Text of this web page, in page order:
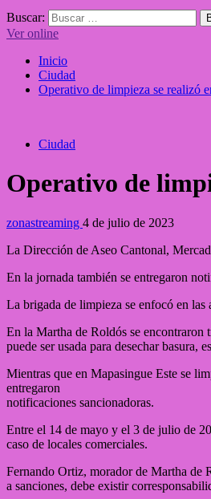
Buscar:
Ver online
Inicio
Ciudad
Operativo de limpieza se realizó
Ciudad
Operativo de
zonastreaming 4 de julio de 2023
La Dirección de Aseo Cantonal,
En la jornada también se entregaron
La brigada de limpieza se enfocó en las
En la Martha de Roldós se encontraron
puede ser usada para desechar basura,
Mientras que en Mapasingue Este se
entregaron
notificaciones sancionadoras.
Entre el 14 de mayo y el 3 de julio de
caso de locales comerciales.
Fernando Ortiz, morador de Martha de
a sanciones, debe existir